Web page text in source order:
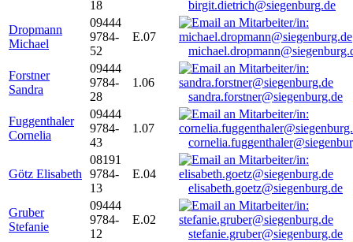
18
birgit.dietrich@siegenburg.de
Dropmann
Michael
09444
9784-
52
E.07
Forstner
Sandra
09444
9784-
28
1.06
sandra.forstner@siegenburg.de
Fuggenthaler
Cornelia
09444
9784-
43
1.07
Götz Elisabeth
08191
9784-
13
E.04
elisabeth.goetz@siegenburg.de
Gruber
Stefanie
09444
9784-
12
E.02
stefanie.gruber@siegenburg.de